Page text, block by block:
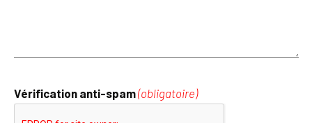
Vérification anti-spam(obligatoire)